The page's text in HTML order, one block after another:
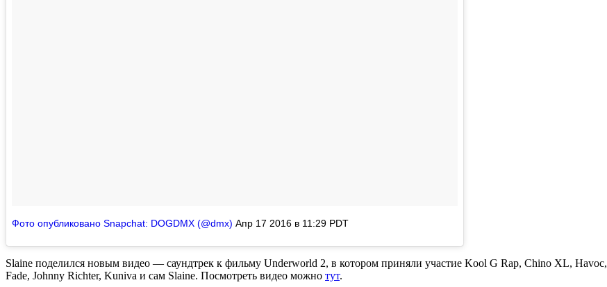
Фото опубликовано Snapchat: DOGDMX (@dmx) Апр 17 2016 в 11:29 PDT
Slaine поделился новым видео — саундтрек к фильму Underworld 2, в котором приняли участие Kool G Rap, Chino XL, Havoc,
Fade, Johnny Richter, Kuniva и сам Slaine. Посмотреть видео можно тут.